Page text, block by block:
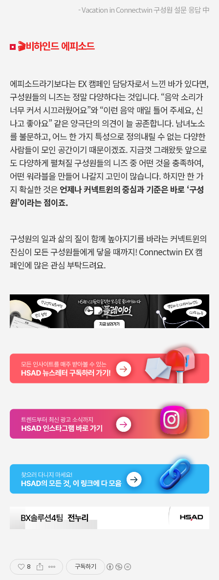
- Vacation in Connectwin 구성원 설문 응답 中
🎬비하인드 에피소드
에피소드라기보다는 EX캠페인 담당자로서 느낀 바가 있다면,
구성원들의 니즈는 정말 다양하다는 것입니다. “음악 소리가
너무 커서 시끄러웠어요”와“이런 음악 매일 틀어 주세요, 신
나고 좋아요” 같은 양극단의 의견이 늘 공존합니다. 남녀노소
를 불문하고, 어느 한 가지 특성으로 정의내릴 수 없는 다양한
사람들이 모인 공간이기 때문이겠죠. 지금껏 그래왔듯 앞으로
도 다양하게 펼쳐질 구성원들의 니즈 중 어떤 것을 충족하여,
어떤 워라블을 만들어 나갈지 고민이 많습니다.하지만 한 가
지 확실한 것은 언제나 커넥트윈의 중심과 기준은 바로 ‘구성
원’이라는 점이죠.
구성원의 일과 삶의 질이 함께 높아지기를 바라는 커넥트윈의
진심이 모든 구성원들에게 닿을 때까지! Connectwin EX캠
페인에 많은 관심 부탁드려요.
8 구독하기